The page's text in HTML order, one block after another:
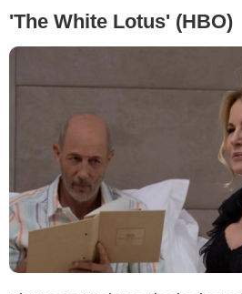
'The White Lotus' (HBO)